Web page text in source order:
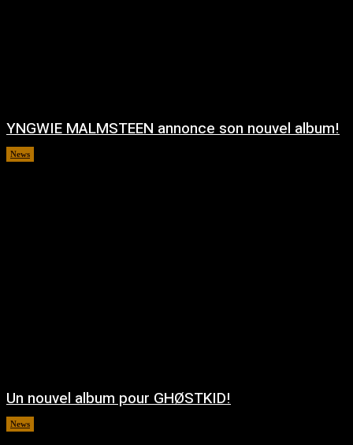
YNGWIE MALMSTEEN annonce son nouvel album!
News
Un nouvel album pour GHØSTKID!
News